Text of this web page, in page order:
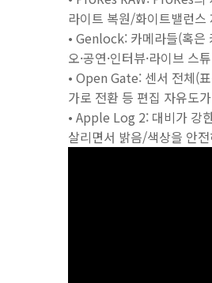
라이트 복원/화이트밸런스
• Genlock: 카메라들(혹은
오·공연·인터뷰·라이브
• Open Gate: 센서 전체(
가로 전환 등 편집 자유도
• Apple Log 2: 대비가 강
살리면서 밝음/색상을 안